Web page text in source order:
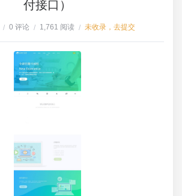
付接口）
/ 0 评论 / 1,761 阅读 / 未收录，去提交